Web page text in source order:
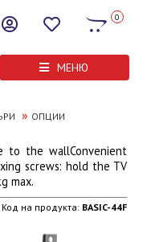
0
МЕНЮ
» ОПЦИИ
to the wallConvenient
screws: hold the TV
max.
Код на продукта: BASIC-44F